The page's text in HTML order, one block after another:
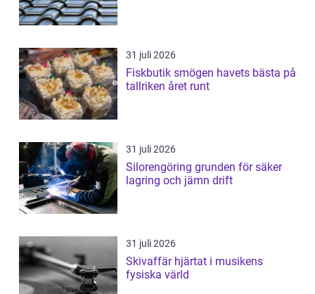
31 juli 2026
Fiskbutik smögen havets bästa på
tallriken året runt
31 juli 2026
Silorengöring grunden för säker
lagring och jämn drift
31 juli 2026
Skivaffär hjärtat i musikens
fysiska värld